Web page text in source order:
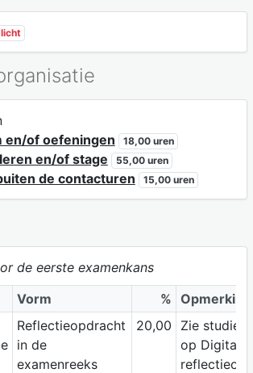
en/of oefeningen
18,00 uren
en/of stage 55,00 uren
de contacturen 15,00 uren
de eerste examenkans
Vorm % Opmerking
Reflectieopdracht
in de
examenreeks
20,00
Zie
op Digitap;